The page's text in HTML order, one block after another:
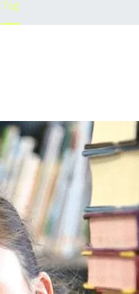
Tag